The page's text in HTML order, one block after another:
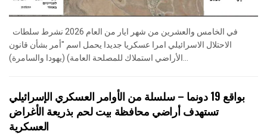
الاحتلال الاسرائيلي امرا عسكريا جديدا يحمل اسم "أمر بشأن قانون
بواقع 19 دونما – سلسلة من الأوامر العسكري الإسرائيلي
تستهدف أراضي محافظة بيت لحم بذريعة الأغراض
العسكرية